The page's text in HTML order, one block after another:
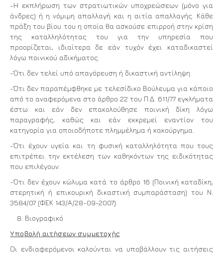
-Η εκπλήρωση των στρατιωτικών υποχρεώσεων (μόνο για
άνδρες) ή η νόμιμη απαλλαγή και η αιτία απαλλαγής. Κάθε
πράξη του βίου του η οποία θα ασκούσε επιρροή στην κρίση
της καταλληλότητας του για την υπηρεσία που
προορίζεται, ιδιαίτερα δε εάν τυχόν έχει καταδικαστεί
λόγω ποινικού αδικήματος.
-Ότι δεν τελεί υπό απαγόρευση ή δικαστική αντίληψη.
-Ότι δεν παραπέμφθηκε με τελεσίδικο Βούλευμα για κάποιο
από το αναφερόμενα στο άρθρο 22 του Π.Δ. 611/77 εγκλήματα
έστω και εάν δεν επακολούθησε ποινική δίκη λόγω
παραγραφής, καθώς και εάν εκκρεμεί εναντίον του
κατηγορία για οποιοδήποτε πλημμέλημα ή κακούργημα.
-Ότι έχουν υγεία και τη φυσική καταλληλότητα που τους
επιτρέπει την εκτέλεση των καθηκόντων της ειδικότητας
που επιλέγουν.
-Ότι δεν έχουν κώλυμα κατά το άρθρο 16 (Ποινική καταδίκη,
στερητική ή επικουρική δικαστική συμπαράσταση) του Ν.
3584/07 (ΦΕΚ 143/Α/28-09-2007).
Βιογραφικό
Υποβολή αιτήσεων συμμετοχής
Οι ενδιαφερόμενοι καλούνται να υποβάλλουν τις αιτήσεις